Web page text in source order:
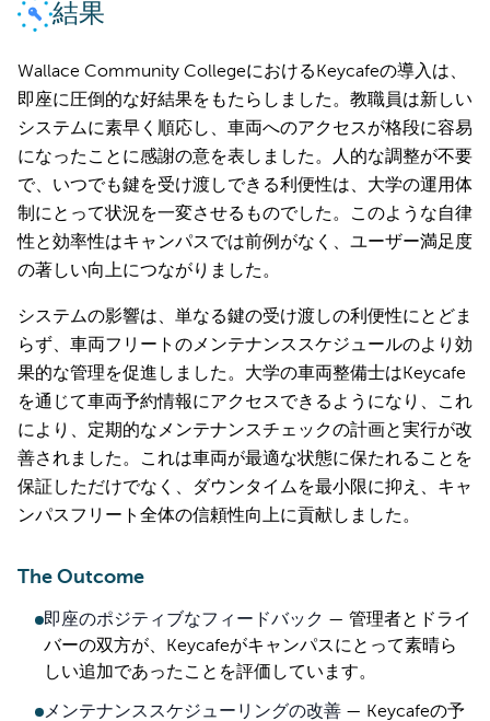
結果
Wallace Community CollegeにおけるKeycafeの導入は、
即座に圧倒的な好結果をもたらしました。教職員は新しい
システムに素早く順応し、車両へのアクセスが格段に容易
になったことに感謝の意を表しました。人的な調整が不要
で、いつでも鍵を受け渡しできる利便性は、大学の運用体
制にとって状況を一変させるものでした。このような自律
性と効率性はキャンパスでは前例がなく、ユーザー満足度
の著しい向上につながりました。
システムの影響は、単なる鍵の受け渡しの利便性にとどま
らず、車両フリートのメンテナンススケジュールのより効
果的な管理を促進しました。大学の車両整備士はKeycafe
を通じて車両予約情報にアクセスできるようになり、これ
により、定期的なメンテナンスチェックの計画と実行が改
善されました。これは車両が最適な状態に保たれることを
保証しただけでなく、ダウンタイムを最小限に抑え、キャ
ンパスフリート全体の信頼性向上に貢献しました。
The Outcome
即座のポジティブなフィードバック — 管理者とドライ
バーの双方が、Keycafeがキャンパスにとって素晴ら
しい追加であったことを評価しています。
メンテナンススケジューリングの改善 — Keycafeの予